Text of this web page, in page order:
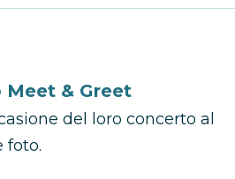
& Greet
del loro concerto al
foto.